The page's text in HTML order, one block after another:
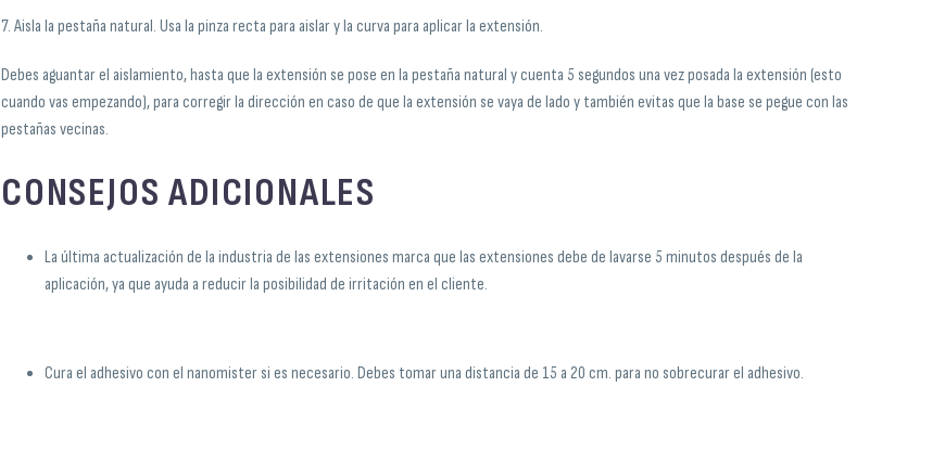
7. Aisla la pestaña natural. Usa la pinza recta para aislar y la curva para aplicar la extensión.
Debes aguantar el aislamiento, hasta que la extensión se pose en la pestaña natural y cuenta 5 segundos una vez posada la extensión (esto
cuando vas empezando), para corregir la dirección en caso de que la extensión se vaya de lado y también evitas que la base se pegue con las
pestañas vecinas.
CONSEJOS ADICIONALES
La última actualización de la industria de las extensiones marca que las extensiones debe de lavarse 5 minutos después de la
aplicación, ya que ayuda a reducir la posibilidad de irritación en el cliente.
Cura el adhesivo con el nanomister si es necesario. Debes tomar una distancia de 15 a 20 cm. para no sobrecurar el adhesivo.